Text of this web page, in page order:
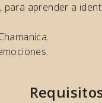
aprender a